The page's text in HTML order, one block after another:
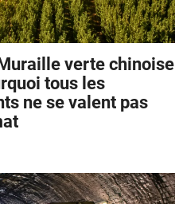
verte chinoise
tous les
ne se valent pas